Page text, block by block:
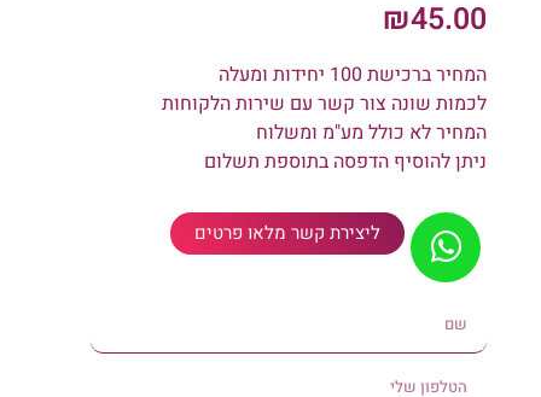
₪45.00
המחיר ברכישת 100 יחידות ומעלה
לכמות שונה צור קשר עם שירות הלקוחות
המחיר לא כולל מע"מ ומשלוח
ניתן להוסיף הדפסה בתוספת תשלום
ליצירת קשר מלאו פרטים